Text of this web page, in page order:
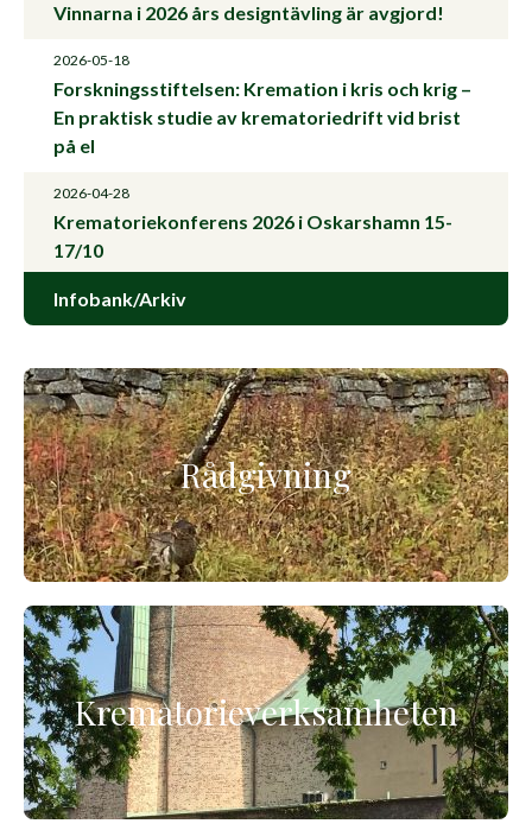
Vinnarna i 2026 års designtävling är avgjord!
2026-05-18
Forskningsstiftelsen: Kremation i kris och krig –
En praktisk studie av krematoriedrift vid brist
på el
2026-04-28
Krematoriekonferens 2026 i Oskarshamn 15-
17/10
Infobank/Arkiv
Rådgivning
Krematorieverksamheten